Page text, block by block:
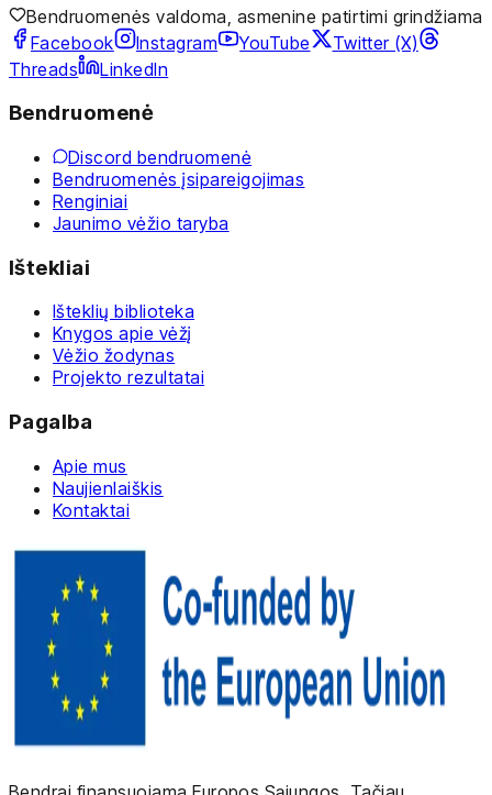
Bendruomenės valdoma, asmenine patirtimi grindžiama
Facebook
Instagram YouTube
Twitter (X)
Threads
LinkedIn
Bendruomenė
Discord bendruomenė
Bendruomenės įsipareigojimas
Renginiai
Jaunimo vėžio taryba
Ištekliai
Išteklių biblioteka
Knygos apie vėžį
Vėžio žodynas
Projekto rezultatai
Pagalba
Apie mus
Naujienlaiškis
Kontaktai